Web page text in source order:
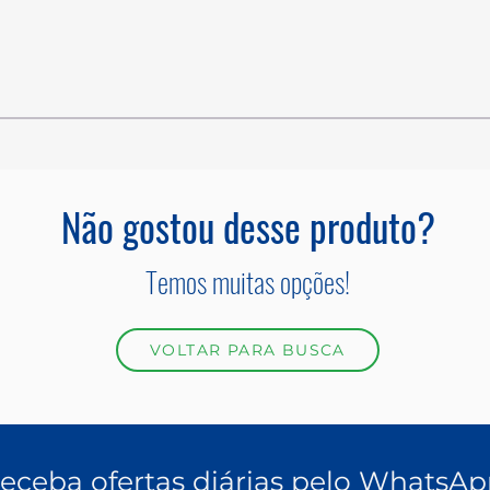
Não gostou desse produto?
Temos muitas opções!
VOLTAR PARA BUSCA
ofertas diárias pelo